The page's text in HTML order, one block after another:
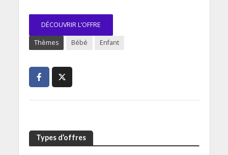
DÉCOUVRIR L’OFFRE
Thèmes Bébé Enfant
Types d’offres